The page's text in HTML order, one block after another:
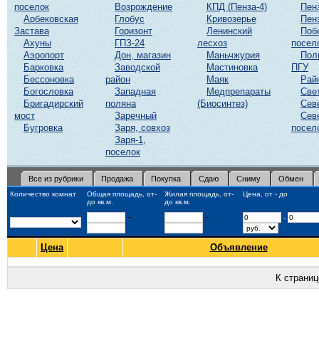
поселок
Арбековская
Застава
Ахуны
Аэропорт
Барковка
Бессоновка
Богословка
Бригадирский
мост
Бугровка
Возрождение
Глобус
Горизонт
ГПЗ-24
Дон, магазин
Заводской
район
Западная
поляна
Заречный
Заря, совхоз
Заря-1,
поселок
КПД (Пенза-4)
Кривозерье
Ленинский
лесхоз
Маньчжурия
Мастиновка
Маяк
Медпрепараты
(Биосинтез)
ПГУ
Все из рубрики Продажа Покупка Сдаю Сниму Обмен
Количество комнат
Общая площадь, от-
до кв.м.
Жилая площадь, от-
до кв.м.
Цена, от - до
- - -
Цена Объявление
К